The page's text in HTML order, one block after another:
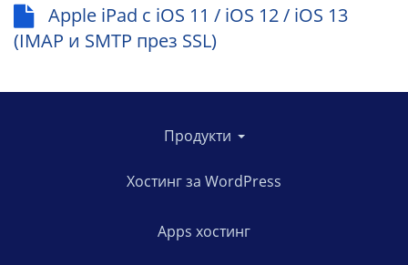
Apple iPad с iOS 11 / iOS 12 / iOS 13
(IMAP и SMTP през SSL)
Продукти
Хостинг за WordPress
Apps хостинг